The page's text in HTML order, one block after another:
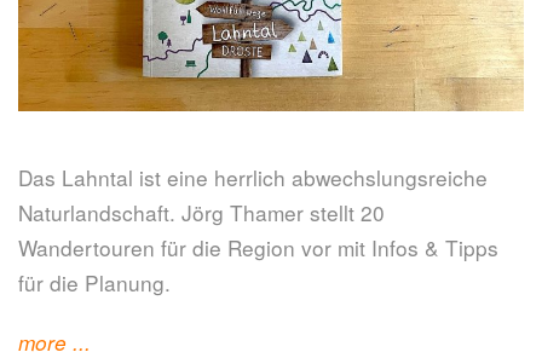
Das Lahntal ist eine herrlich abwechslungsreiche
Naturlandschaft. Jörg Thamer stellt 20
Wandertouren für die Region vor mit Infos & Tipps
für die Planung.
more ...